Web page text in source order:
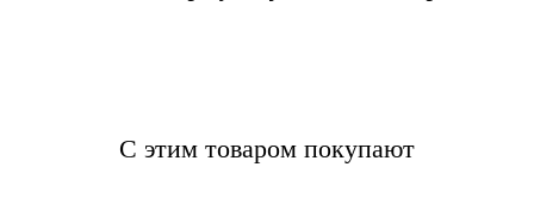
С этим товаром покупают